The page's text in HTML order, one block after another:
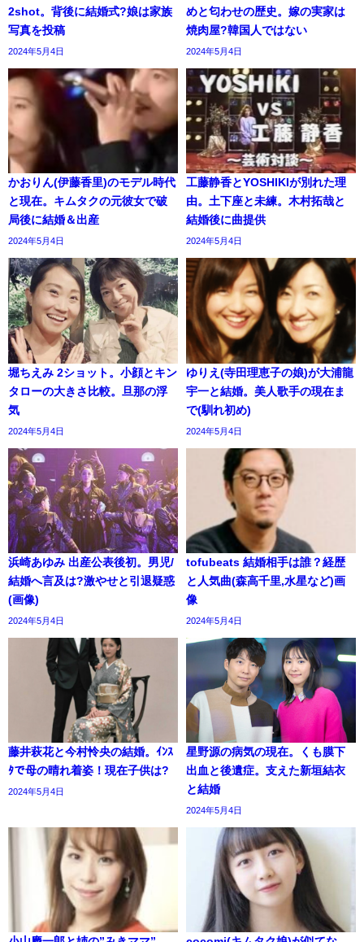
2shot。背後に結婚式?娘は家族
写真を投稿
2024年5月4日
めと匂わせの歴史。嫁の実家は
焼肉屋?韓国人ではない
2024年5月4日
かおりん(伊藤香里)のモデル時代
と現在。キムタクの元彼女で破
局後に結婚＆出産
2024年5月4日
工藤静香とYOSHIKIが別れた理
由。土下座と未練。木村拓哉と
結婚後に曲提供
2024年5月4日
堀ちえみ 2ショット。小顔とキン
タローの大きさ比較。旦那の浮
気
2024年5月4日
ゆりえ(寺田理恵子の娘)が大浦龍
宇一と結婚。美人歌手の現在ま
で(馴れ初め)
2024年5月4日
浜崎あゆみ 出産公表後初。男児/
結婚へ言及は?激やせと引退疑惑
(画像)
2024年5月4日
tofubeats 結婚相手は誰？経歴
と人気曲(森高千里,水星など)画
像
2024年5月4日
藤井萩花と今村怜央の結婚。ｲﾝｽ
ﾀで母の晴れ着姿！現在子供は?
2024年5月4日
星野源の病気の現在。くも膜下
出血と後遺症。支えた新垣結衣
と結婚
2024年5月4日